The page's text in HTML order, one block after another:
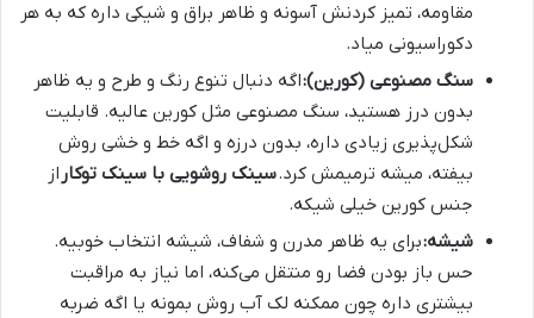
مقاومه، تمیز کردنش آسونه و ظاهر براق و شیکی داره که به هر
دکوراسیونی میاد.
سنگ مصنوعی (کورین):اگه دنبال تنوع رنگ و طرح و یه ظاهر
بدون درز هستید، سنگ مصنوعی مثل کورین عالیه. قابلیت
شکل‌پذیری زیادی داره، بدون درزه و اگه خط و خشی روش
بیفته، میشه ترمیمش کرد.سینک روشویی با سینک توکار از
جنس کورین خیلی شیکه.
شیشه:برای یه ظاهر مدرن و شفاف، شیشه انتخاب خوبیه.
حس باز بودن فضا رو منتقل می‌کنه، اما نیاز به مراقبت
بیشتری داره چون ممکنه لک آب روش بمونه یا اگه ضربه